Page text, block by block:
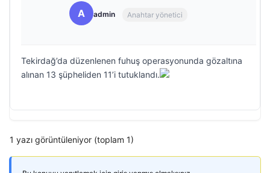
A admin Anahtar yönetici
Tekirdağ’da düzenlenen fuhuş operasyonunda gözaltına
alınan 13 şüpheliden 11’i tutuklandı.
1 yazı görüntüleniyor (toplam 1)